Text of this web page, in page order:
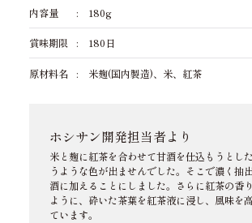
内容量 180g
賞味期限 180日
原材料名 米麹(国内製造)、米、紅茶
ホシサン開発担当者より
米と麹に紅茶を合わせて甘酒を仕込もうとし
うような色が出ませんでした。そこで濃く抽
酒に加えることにしました。さらに紅茶の香
ように、砕いた茶葉を紅茶液に浸し、風味を
ています。